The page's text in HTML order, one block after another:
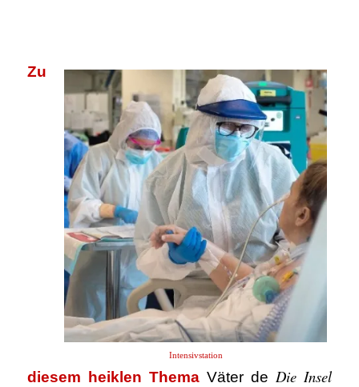
Intensivstation
Zu
diesem heiklen ThemaVäter de Die Insel